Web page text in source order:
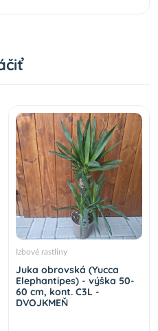
Izbové rastliny
Juka obrovská (Yucca
Elephantipes) - výška 50-
60 cm, kont. C3L -
DVOJKMEŇ